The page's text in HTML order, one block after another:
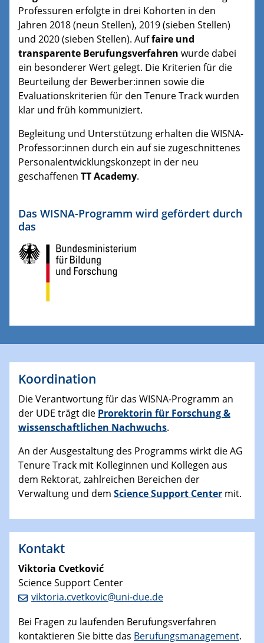
Professuren erfolgte in drei Kohorten in den
Jahren 2018 (neun Stellen), 2019 (sieben Stellen)
und 2020 (sieben Stellen). Auffaire und
transparente Berufungsverfahren wurde dabei
ein besonderer Wert gelegt. Die Kriterien für die
Beurteilung der Bewerber:innen sowie die
Evaluationskriterien für den Tenure Track wurden
klar und früh kommuniziert.
Begleitung und Unterstützung erhalten die WISNA-
Professor:innen durch ein auf sie zugeschnittenes
Personalentwicklungskonzept in der neu
geschaffenen TT Academy.
Das WISNA-Programm wird gefördert durch
das
Koordination
Die Verantwortung für das WISNA-Programm an
der UDE trägt die Prorektorin für Forschung &
wissenschaftlichen Nachwuchs.
An der Ausgestaltung des Programms wirkt die AG
Tenure Track mit Kolleginnen und Kollegen aus
dem Rektorat, zahlreichen Bereichen der
Verwaltung und dem Science Support Center mit.
Kontakt
Viktoria Cvetković
Science Support Center
viktoria.cvetkovic@uni-due.de
Bei Fragen zu laufenden Berufungsverfahren
kontaktieren Sie bitte das Berufungsmanagement.